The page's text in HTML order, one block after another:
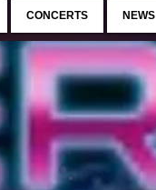
CONCERTS NEWS